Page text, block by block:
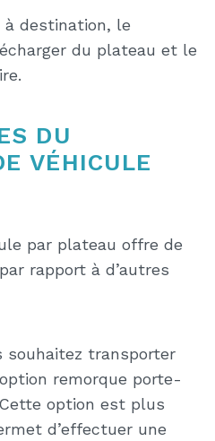
à destination, le
du plateau et le
DU
VÉHICULE
par plateau offre de
rapport à d’autres
souhaitez transporter
remorque porte-
option est plus
d’effectuer une